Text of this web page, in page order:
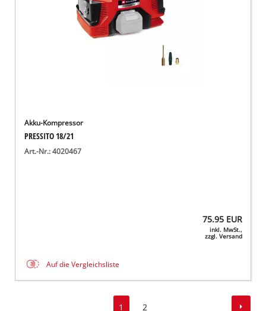
Akku-Kompressor
PRESSITO 18/21
Art.-Nr.: 4020467
75.95 EUR
inkl. MwSt.,
zzgl. Versand
Auf die Vergleichsliste
1 2